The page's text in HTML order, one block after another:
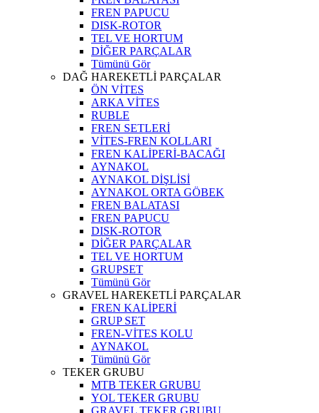
FREN PAPUCU
DISK-ROTOR
TEL VE HORTUM
DİĞER PARÇALAR
Tümünü Gör
DAĞ HAREKETLİ PARÇALAR
ÖN VİTES
ARKA VİTES
RUBLE
FREN SETLERİ
VİTES-FREN KOLLARI
FREN KALİPERİ-BACAĞI
AYNAKOL
AYNAKOL DİŞLİSİ
AYNAKOL ORTA GÖBEK
FREN BALATASI
FREN PAPUCU
DISK-ROTOR
DİĞER PARÇALAR
TEL VE HORTUM
GRUPSET
Tümünü Gör
GRAVEL HAREKETLİ PARÇALAR
FREN KALİPERİ
GRUP SET
FREN-VİTES KOLU
AYNAKOL
Tümünü Gör
TEKER GRUBU
MTB TEKER GRUBU
YOL TEKER GRUBU
GRAVEL TEKER GRUBU